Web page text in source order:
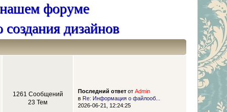
форуме
создания дизайнов
1261 Сообщений
23 Тем
Последний ответот Admin
в Re: Информация о файлооб...
2026-06-21, 12:24:25